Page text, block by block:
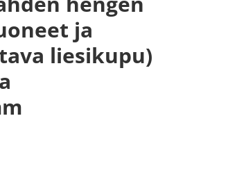
ja
liesikupu)